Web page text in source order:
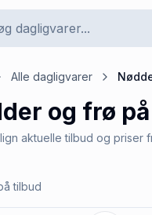
Alle dagligvarer
og frø
aktuelle tilbud og priser
tilbud